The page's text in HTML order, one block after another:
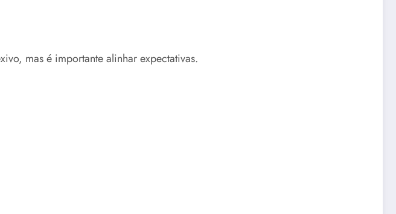
mas é importante alinhar expectativas.